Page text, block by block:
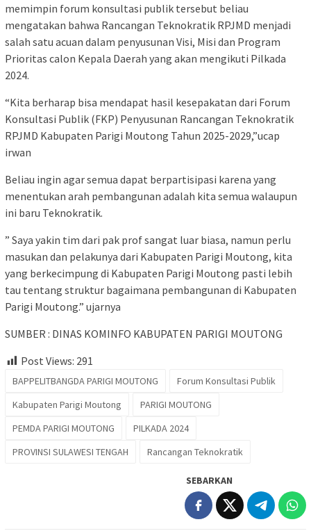
memimpin forum konsultasi publik tersebut beliau
mengatakan bahwa Rancangan Teknokratik RPJMD menjadi
salah satu acuan dalam penyusunan Visi, Misi dan Program
Prioritas calon Kepala Daerah yang akan mengikuti Pilkada
2024.
“Kita berharap bisa mendapat hasil kesepakatan dari Forum
Konsultasi Publik (FKP) Penyusunan Rancangan Teknokratik
RPJMD Kabupaten Parigi Moutong Tahun 2025-2029,”ucap
irwan
Beliau ingin agar semua dapat berpartisipasi karena yang
menentukan arah pembangunan adalah kita semua walaupun
ini baru Teknokratik.
” Saya yakin tim dari pak prof sangat luar biasa, namun perlu
masukan dan pelakunya dari Kabupaten Parigi Moutong, kita
yang berkecimpung di Kabupaten Parigi Moutong pasti lebih
tau tentang struktur bagaimana pembangunan di Kabupaten
Parigi Moutong.” ujarnya
SUMBER : DINAS KOMINFO KABUPATEN PARIGI MOUTONG
Post Views: 291
BAPPELITBANGDA PARIGI MOUTONG
Forum Konsultasi Publik
Kabupaten Parigi Moutong
PARIGI MOUTONG
PEMDA PARIGI MOUTONG
PILKADA 2024
PROVINSI SULAWESI TENGAH
Rancangan Teknokratik
SEBARKAN